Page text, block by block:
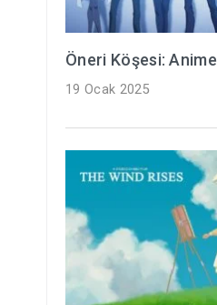
Öneri Köşesi: Anime
19 Ocak 2025